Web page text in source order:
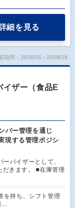
細を見る
期間：26/08/05～26/08/18
イザー（食品E
バー管理を通じ
現する管理ポジシ
バイザーとして、
だきます。 ■在庫管理
を持ち、シフト管理